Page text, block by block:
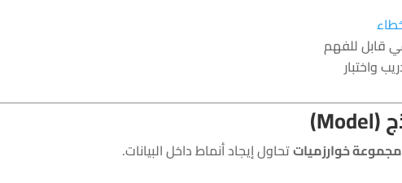
قابل للفهم
واختبار
مجموعة خوارزمياتتحاول إيجاد أنماط داخل البيانات.